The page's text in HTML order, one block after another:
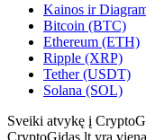
Kainos ir
Bitcoin (BTC)
Ethereum (ETH)
Ripple (XRP)
Tether (USDT)
Solana (SOL)
Sveiki atvykę į
CryptoGidas.lt yra